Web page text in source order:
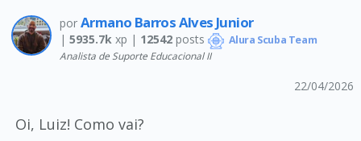
por Armano Barros Alves Junior
| 5935.7kxp | 12542posts Alura Scuba Team
Analista de Suporte Educacional II
22/04/2026
Oi, Luiz! Como vai?